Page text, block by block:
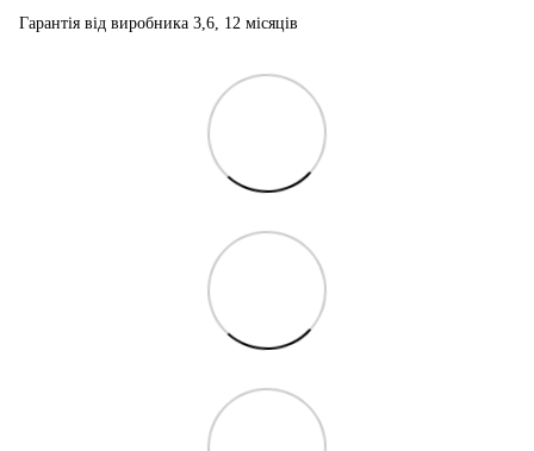
Гарантія від виробника 3,6, 12 місяців